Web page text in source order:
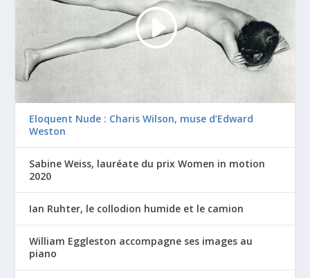
Eloquent Nude : Charis Wilson, muse d’Edward
Weston
Sabine Weiss, lauréate du prix Women in motion
2020
Ian Ruhter, le collodion humide et le camion
William Eggleston accompagne ses images au
piano